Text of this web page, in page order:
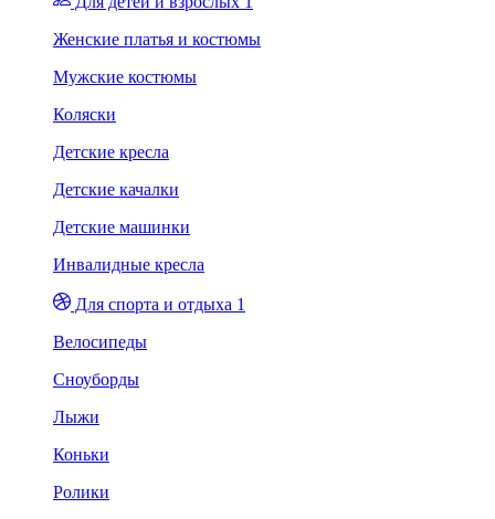
Женские платья и костюмы
Мужские костюмы
Коляски
Детские кресла
Детские качалки
Детские машинки
Инвалидные кресла
Для спорта и отдыха 1
Велосипеды
Сноуборды
Лыжи
Коньки
Ролики